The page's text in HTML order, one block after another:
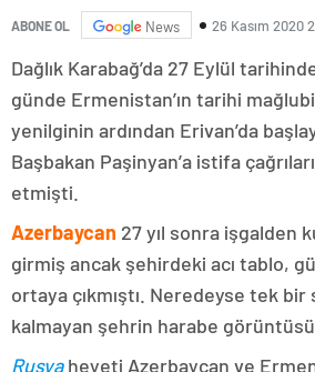
ABONE OL News 26 Kasım 2020
Dağlık Karabağ’da 27 Eylül
günde Ermenistan’ın tarihi
yenilginin ardından Erivan’da
Başbakan Paşinyan’a istifa
etmişti.
Azerbaycan 27 yıl sonra işgalden
girmiş ancak şehirdeki acı tablo,
ortaya çıkmıştı. Neredeyse tek bir
kalmayan şehrin harabe
Rusyaheyeti Azerbaycan ve